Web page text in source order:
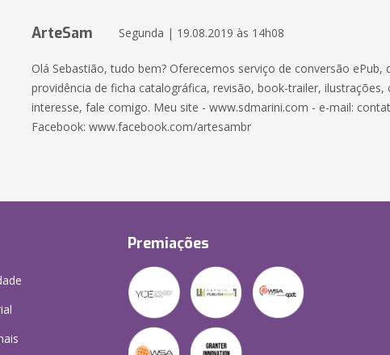
ArteSam Segunda | 19.08.2019 às 14h08
Olá Sebastião, tudo bem? Oferecemos serviço de conversão ePub,
providência de ficha catalográfica, revisão, book-trailer, ilustrações,
interesse, fale comigo. Meu site - www.sdmarini.com - e-mail:
Facebook: www.facebook.com/artesambr
Premiações